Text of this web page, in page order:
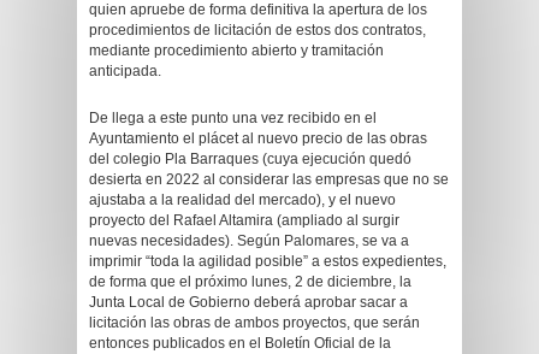
quien apruebe de forma definitiva la apertura de los
procedimientos de licitación de estos dos contratos,
mediante procedimiento abierto y tramitación
anticipada.
De llega a este punto una vez recibido en el
Ayuntamiento el plácet al nuevo precio de las obras
del colegio Pla Barraques (cuya ejecución quedó
desierta en 2022 al considerar las empresas que no se
ajustaba a la realidad del mercado), y el nuevo
proyecto del Rafael Altamira (ampliado al surgir
nuevas necesidades). Según Palomares, se va a
imprimir “toda la agilidad posible” a estos expedientes,
de forma que el próximo lunes, 2 de diciembre, la
Junta Local de Gobierno deberá aprobar sacar a
licitación las obras de ambos proyectos, que serán
entonces publicados en el Boletín Oficial de la